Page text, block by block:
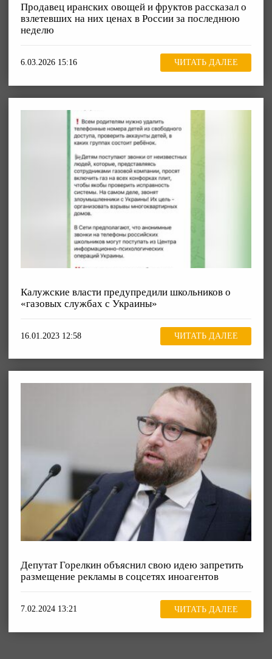
Продавец иранских овощей и фруктов рассказал о
взлетевших на них ценах в России за последнюю
неделю
6.03.2026 15:16 ЧИТАТЬ ДАЛЕЕ
Калужские власти предупредили школьников о
«газовых службах с Украины»
16.01.2023 12:58 ЧИТАТЬ ДАЛЕЕ
Депутат Горелкин объяснил свою идею запретить
размещение рекламы в соцсетях иноагентов
7.02.2024 13:21 ЧИТАТЬ ДАЛЕЕ